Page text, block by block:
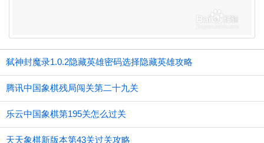
弑神封魔录1.0.2隐藏英雄密码选择隐藏英雄攻略
腾讯中国象棋残局闯关第二十九关
乐云中国象棋第195关怎么过关
天天象棋新版本第43关过关攻略